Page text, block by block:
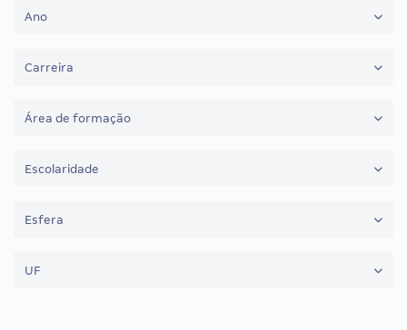
Ano
Carreira
Área de formação
Escolaridade
Esfera
UF